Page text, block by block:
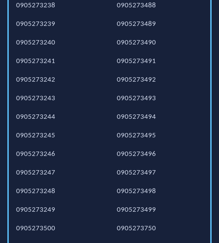
0905273238
0905273239
0905273240
0905273241
0905273242
0905273243
0905273244
0905273245
0905273246
0905273247
0905273248
0905273249
0905273488
0905273489
0905273490
0905273491
0905273492
0905273493
0905273494
0905273495
0905273496
0905273497
0905273498
0905273499
0905273500 0905273750